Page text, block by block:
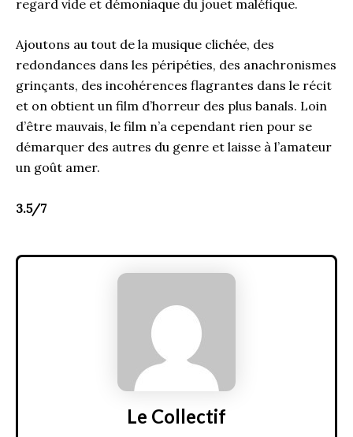
regard vide et démoniaque du jouet maléfique.
Ajoutons au tout de la musique clichée, des
redondances dans les péripéties, des anachronismes
grinçants, des incohérences flagrantes dans le récit
et on obtient un film d’horreur des plus banals. Loin
d’être mauvais, le film n’a cependant rien pour se
démarquer des autres du genre et laisse à l’amateur
un goût amer.
3.5/7
Le Collectif